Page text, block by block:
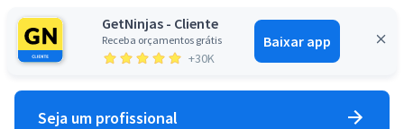
GetNinjas - Cliente
Receba orçamentos grátis
+30K
Baixar app
Entrar
Seja um profissional